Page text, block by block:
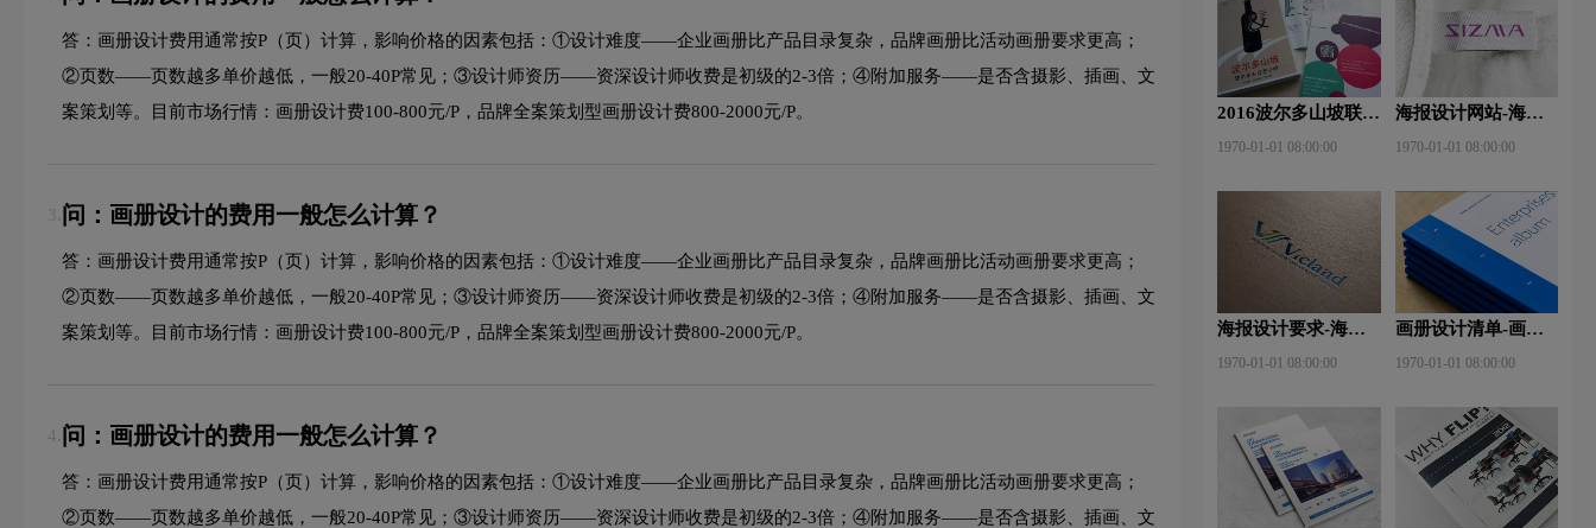
答：画册设计费用通常按P（页）计算，影响价格的因素包括：①设计难度——企业画册比产品目录复杂，品牌画册比活动画册要求更高；
②页数——页数越多单价越低，一般20-40P常见；③设计师资历——资深设计师收费是初级的2-3倍；④附加服务——是否含摄影、插画、文
案策划等。目前市场行情：画册设计费100-800元/P，品牌全案策划型画册设计费800-2000元/P。
3. 问：画册设计的费用一般怎么计算？
答：画册设计费用通常按P（页）计算，影响价格的因素包括：①设计难度——企业画册比产品目录复杂，品牌画册比活动画册要求更高；
②页数——页数越多单价越低，一般20-40P常见；③设计师资历——资深设计师收费是初级的2-3倍；④附加服务——是否含摄影、插画、文
案策划等。目前市场行情：画册设计费100-800元/P，品牌全案策划型画册设计费800-2000元/P。
4. 问：画册设计的费用一般怎么计算？
答：画册设计费用通常按P（页）计算，影响价格的因素包括：①设计难度——企业画册比产品目录复杂，品牌画册比活动画册要求更高；
②页数——页数越多单价越低，一般20-40P常见；③设计师资历——资深设计师收费是初级的2-3倍；④附加服务——是否含摄影、插画、文
2016波尔多山坡联
1970-01-01 08:00:00
海报设计网站-海报
些？特点有哪些？
1970-01-01 08:00:00
海报设计要求-海报
法是什么？
1970-01-01 08:00:00
画册设计清单-画册
什么？
1970-01-01 08:00:00